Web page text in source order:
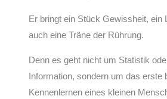
Er bringt ein Stück Gewissheit, ein
auch eine Träne der Rührung.
Denn es geht nicht um Statistik
Information, sondern um das erste
Kennenlernen eines kleinen